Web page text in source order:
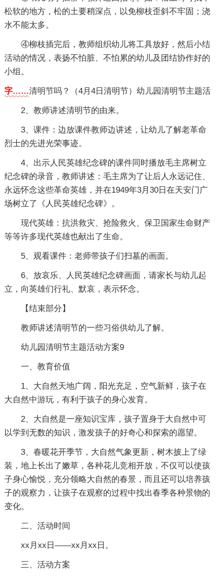
松软的地方，松的土要稍深点，以免柳枝歪斜不牢固；浇
水不能太多。
④柳枝插完后，教师组织幼儿将工具放好，然后小结
活动的情况，表扬不怕脏、不怕累的幼儿及团结协作好的
小组。
字……清明节吗？（4月4日清明节）
2、教师讲述清明节的由来。
3、课件：边放课件教师边讲述，让幼儿了解老革命
烈士的先进光荣事迹。
4、出示人民英雄纪念碑的课件同时播放毛主席树立
纪念碑的录音，教师讲述：毛主席为了让后人永远记住、
永远怀念这些革命英雄，并在1949年3月30日在天安门广
场树立了《人民英雄纪念碑》。
现代英雄：抗洪救灾、抢险救火、保卫国家生命财产
等等许多现代英雄也献出了生命。
5、观看课件：老师带孩子们扫墓的画面。
6、放哀乐、人民英雄纪念碑画面，请家长与幼儿起
立，向英雄们行礼、默哀，表示怀念。
【结束部分】
教师讲述清明节的一些习俗供幼儿了解。
幼儿园清明节主题活动方案9
一、教育价值
1、大自然天地广阔，阳光充足，空气新鲜，孩子在
大自然中游玩，有利于孩子的身心发育。
2、大自然是一座知识宝库，孩子置身于大自然中可
以学到无数的知识，激发孩子的好奇心和探索的愿望。
3、春暖花开季节，大自然气象更新，树木披上了绿
装，地上长出了嫩草，各种花儿竞相开放，不仅可以使孩
子身心愉悦，充分领略大自然的春景，而且还可以培养孩
子的观察力，让孩子在观察的过程中找出春季各种景物的
变化。
二、活动时间
xx月xx日——xx月xx日。
三、活动方案
幼儿园清明节主题活